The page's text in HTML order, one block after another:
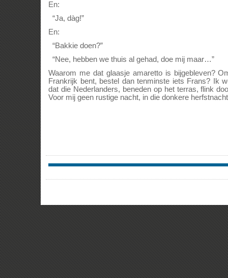
En:
“Ja, dàg!”
En:
“Bakkie doen?”
“Nee, hebben we thuis al gehad, doe mij maar…”
Waarom me dat glaasje amaretto is bijgebleven?
Frankrijk bent, bestel dan tenminste iets Frans? Ik
dat die Nederlanders, beneden op het terras, flink
Voor mij geen rustige nacht, in die donkere